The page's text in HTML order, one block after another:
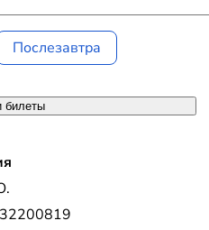
Послезавтра
билеты